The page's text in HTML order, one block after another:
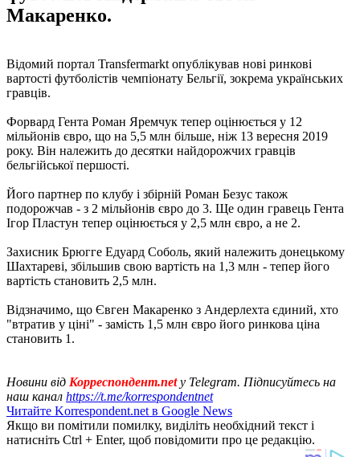
Макаренко.
Відомий портал Transfermarkt опублікував нові ринкові
вартості футболістів чемпіонату Бельгії, зокрема українських
гравців.
Форвард Гента Роман Яремчук тепер оцінюється у 12
мільйонів євро, що на 5,5 млн більше, ніж 13 вересня 2019
року. Він належить до десятки найдорожчих гравців
бельгійської першості.
Його партнер по клубу і збірній Роман Безус також
подорожчав - з 2 мільйонів євро до 3. Ще один гравець Гента
Ігор Пластун тепер оцінюється у 2,5 млн євро, а не 2.
Захисник Брюгге Едуард Соболь, який належить донецькому
Шахтареві, збільшив свою вартість на 1,3 млн - тепер його
вартість становить 2,5 млн.
Відзначимо, що Євген Макаренко з Андерлехта єдиний, хто
"втратив у ціні" - замість 1,5 млн євро його ринкова ціна
становить 1.
Новини від Корреспондент.netу Telegram. Підписуйтесь на
наш канал https://t.me/korrespondentnet
Читайте Korrespondent.net в Google News
Якщо ви помітили помилку, виділіть необхідний текст і
натисніть Ctrl + Enter, щоб повідомити про це редакцію.